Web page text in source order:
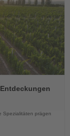
Spezialitäten prägen